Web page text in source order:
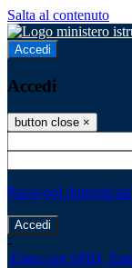
Salta al contenuto
Accedi
Accedi
button close ×
Password
-
Entra con SPID